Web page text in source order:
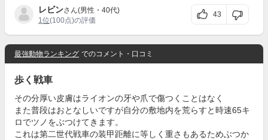
レビンさん(男性・40代)
1位(100点)の評価
43
最強動物ランキング でのコメント・口コミ
歩く戦車
その分厚い皮膚はライオンの牙や爪で傷つくことはなく
また普段はおとなしいですが自分の敷地内を荒らすと時速65キ
ロでツノをぶつけてきます。
これは第二世代戦車の装甲距離に等しく重さもあるためぶつか